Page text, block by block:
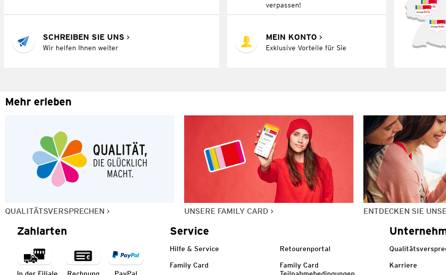
SCHREIBEN SIE UNS
Wir helfen Ihnen weiter
verpassen!
MEIN KONTO
Exklusive Vorteile für Sie
Mehr erleben
QUALITÄTSVERSPRECHEN UNSERE FAMILY CARD ENTDECKEN SIE
Zahlarten Service
Hilfe & Service Retourenportal
Family Card
Family Card
Karriere